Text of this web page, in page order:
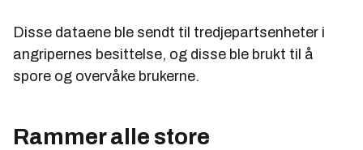
Disse dataene ble sendt til tredjepartsenheter i
angripernes besittelse, og disse ble brukt til å
spore og overvåke brukerne.
Rammer alle store